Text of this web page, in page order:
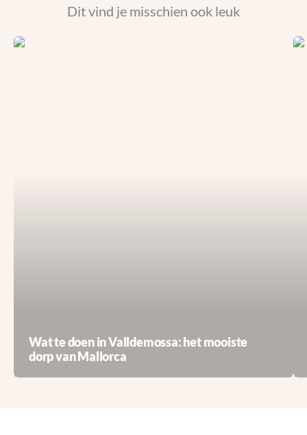
Dit vind je misschien ook leuk
Wat te doen in Valldemossa: het mooiste
dorp van Mallorca